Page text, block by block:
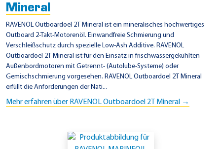
Mineral
RAVENOL Outboardoel 2T Mineral ist ein mineralisches hochwertiges
Outboard 2-Takt-Motorenöl. Einwandfreie Schmierung und
Verschleißschutz durch spezielle Low-Ash Additive. RAVENOL
Outboardoel 2T Mineral ist für den Einsatz in frischwassergekühlten
Außenbordmotoren mit Getrennt- (Autolube-Systeme) oder
Gemischschmierung vorgesehen. RAVENOL Outboardoel 2T Mineral
erfüllt die Anforderungen der Nati...
Mehr erfahren über RAVENOL Outboardoel 2T Mineral →